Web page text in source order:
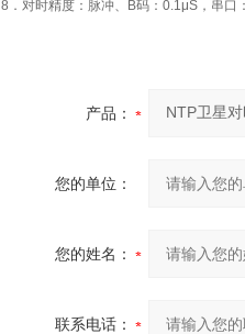
8 ．对时精度：脉冲、 B码： 0.1μS ，串口
产品：
您的单位：
您的姓名：
联系电话：